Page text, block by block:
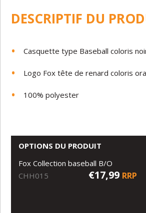
DESCRIPTIF DU
Casquette type Baseball coloris
Logo Fox tête de renard coloris
100% polyester
OPTIONS DU PRODUIT
Fox Collection baseball B/O
CHH015
€17,99 RRP